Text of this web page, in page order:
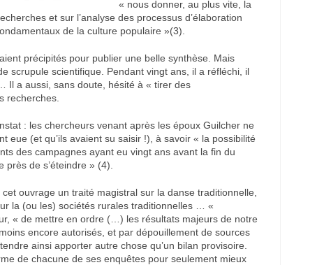
« nous donner, au plus vite, la
et sur l’analyse des processus d’élaboration
de la culture populaire »(3).
précipités pour publier une belle synthèse. Mais
scrupule scientifique. Pendant vingt ans, il a réfléchi, il
Il a aussi, sans doute, hésité à « tirer des
recherches.
: les chercheurs venant après les époux Guilcher ne
eue (et qu’ils avaient su saisir !), à savoir « la possibilité
des campagnes ayant eu vingt ans avant la fin du
près de s’éteindre » (4).
ouvrage un traité magistral sur la danse traditionnelle,
la (ou les) sociétés rurales traditionnelles … «
« de mettre en ordre (…) les résultats majeurs de notre
encore autorisés, et par dépouillement de sources
ainsi apporter autre chose qu’un bilan provisoire.
de chacune de ses enquêtes pour seulement mieux